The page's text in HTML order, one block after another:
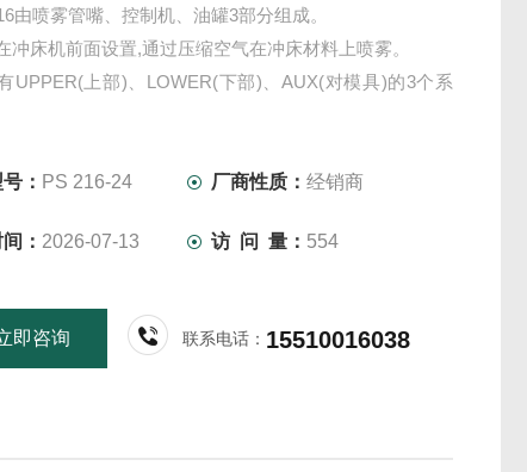
由喷雾管嘴、控制机、油罐3部分组成。
冲床机前面设置,通过压缩空气在冲床材料上喷雾。
UPPER(上部)、LOWER(下部)、AUX(对模具)的3个系
： PS 216-24 厂商性质：经销商
： 2026-07-13 访 问 量： 554
即咨询 联系电话： 15510016038